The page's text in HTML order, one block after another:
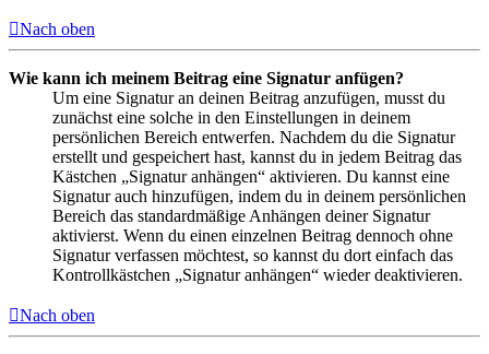
Nach oben
Wie kann ich meinem Beitrag eine Signatur anfügen?
Um eine Signatur an deinen Beitrag anzufügen, musst du
zunächst eine solche in den Einstellungen in deinem
persönlichen Bereich entwerfen. Nachdem du die Signatur
erstellt und gespeichert hast, kannst du in jedem Beitrag das
Kästchen „Signatur anhängen“ aktivieren. Du kannst eine
Signatur auch hinzufügen, indem du in deinem persönlichen
Bereich das standardmäßige Anhängen deiner Signatur
aktivierst. Wenn du einen einzelnen Beitrag dennoch ohne
Signatur verfassen möchtest, so kannst du dort einfach das
Kontrollkästchen „Signatur anhängen“ wieder deaktivieren.
Nach oben